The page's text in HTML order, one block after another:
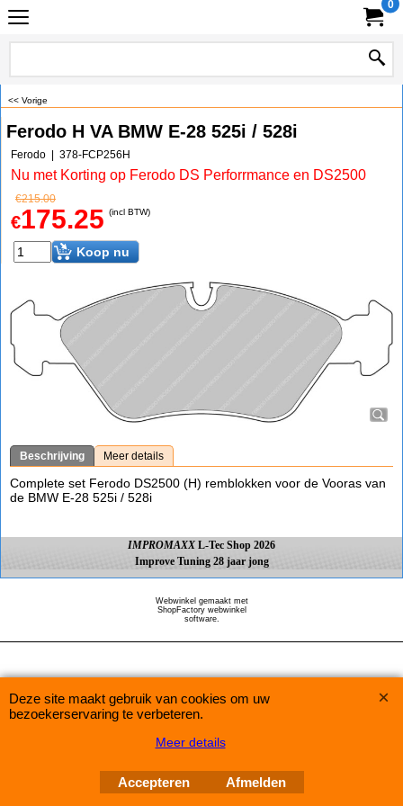
0
<< Vorige
Ferodo H VA BMW E-28 525i / 528i
Ferodo 378-FCP256H
Nu met Korting op Ferodo DS Perforrmance en DS2500
€215.00
€175.25 (incl BTW)
Koop nu
Beschrijving Meer details
Complete set Ferodo DS2500 (H) remblokken voor de Vooras van
de BMW E-28 525i / 528i
IMPROMAXX L-Tec Shop 2026
Improve Tuning 28 jaar jong
Webwinkel gemaakt met
ShopFactory webwinkel
software.
Deze site maakt gebruik van cookies om uw
bezoekerservaring te verbeteren.
Meer details
Accepteren Afmelden